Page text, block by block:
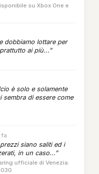
su Xbox One e
dobbiamo lottare per
ai più...”
è solo e solamente
sembra di essere come
fa
siano saliti ed i
in un caso...”
ufficiale di Venezia: